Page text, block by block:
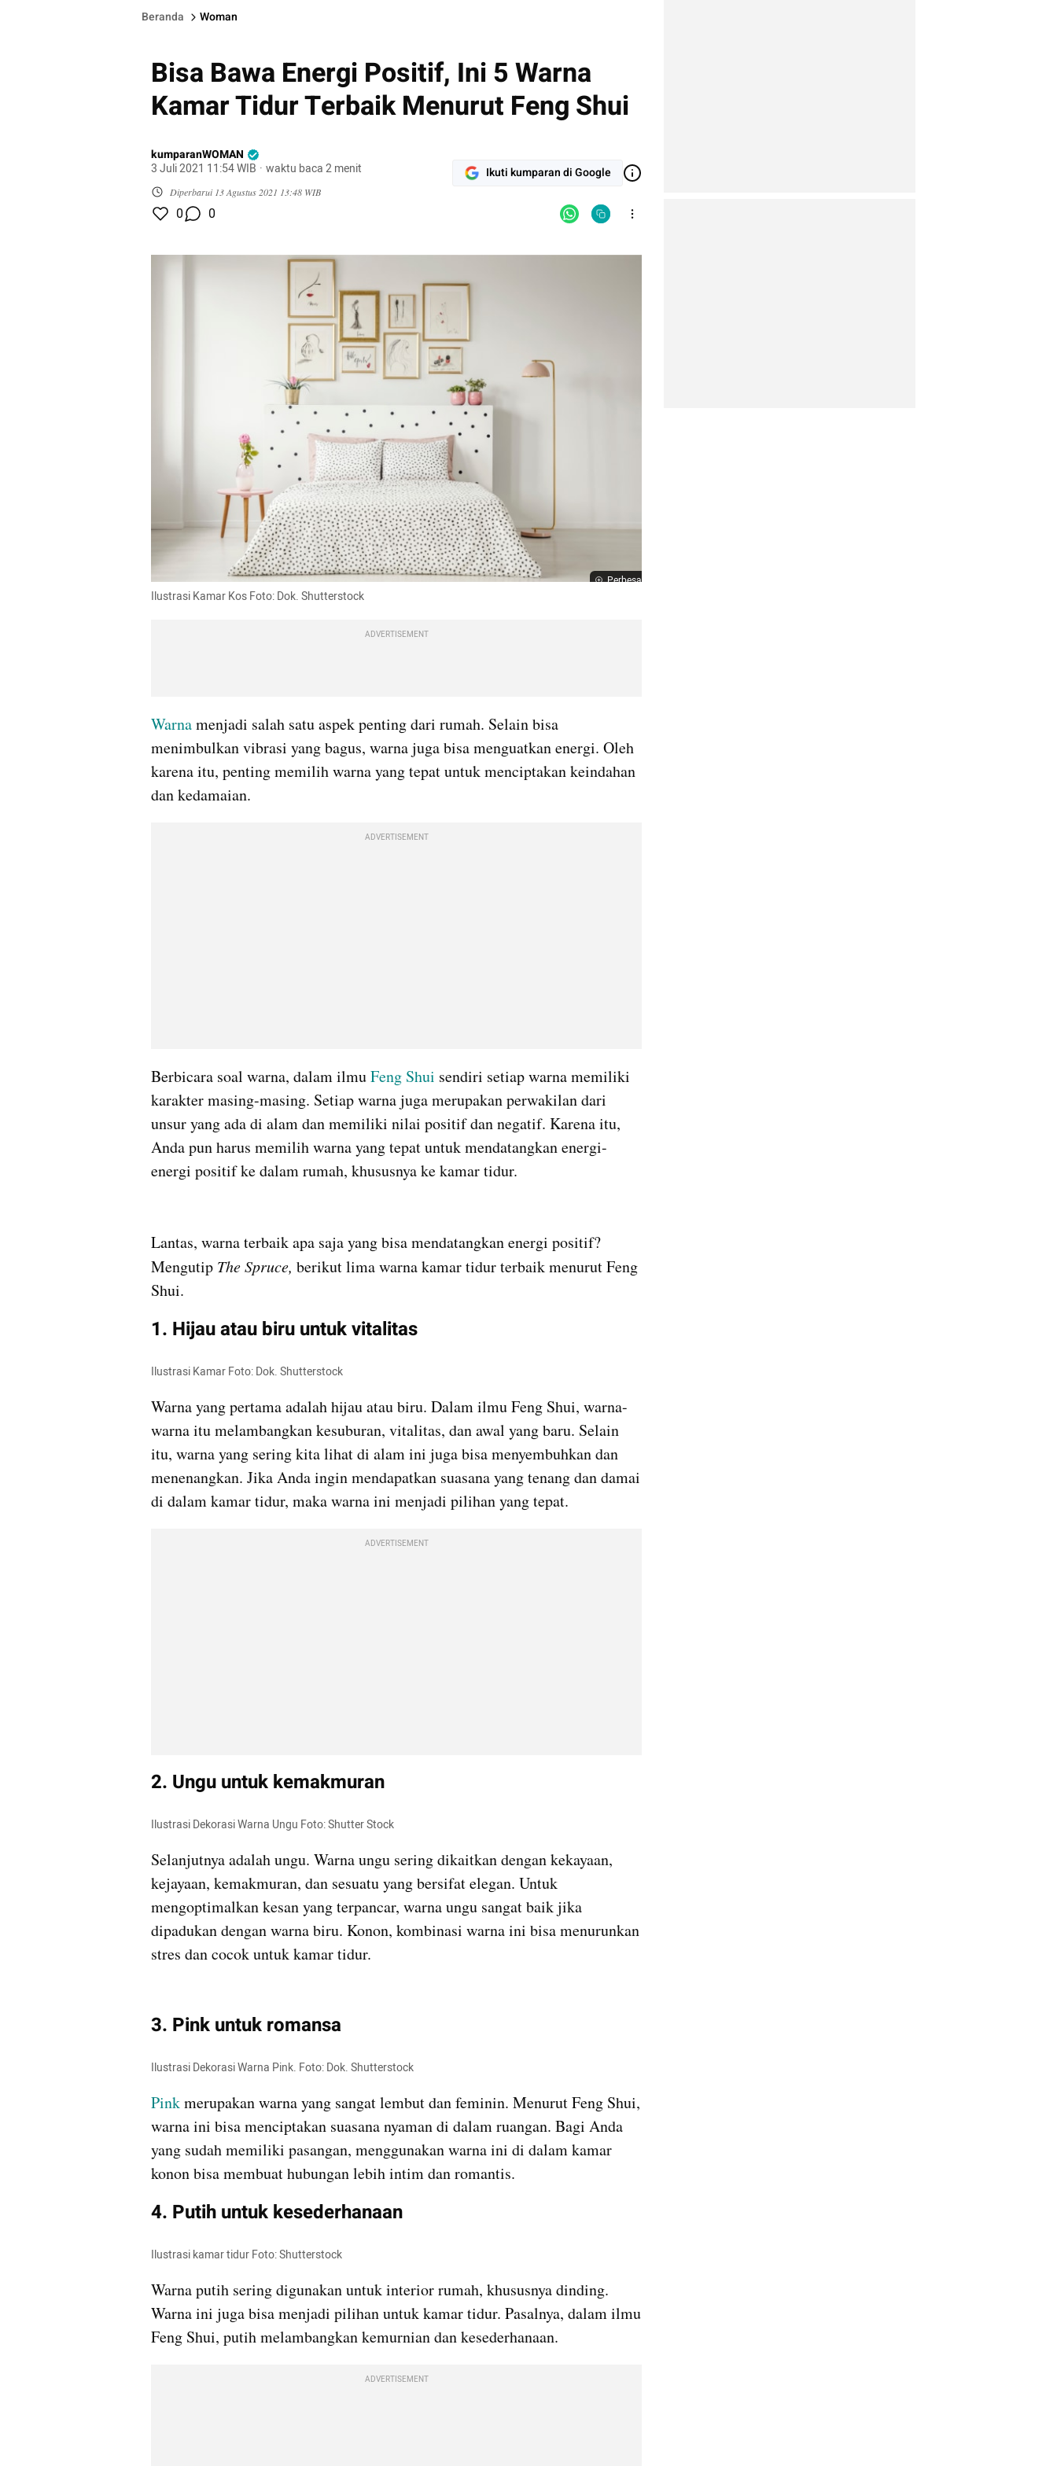
Beranda Woman
Bisa Bawa Energi Positif, Ini 5 Warna
Kamar Tidur Terbaik Menurut Feng Shui
kumparanWOMAN
3 Juli 2021 11:54 WIB · waktu baca 2 menit
Diperbarui 13 Agustus 2021 13:48 WIB
Ikuti kumparan di Google
0 0
Perbesar
Ilustrasi Kamar Kos Foto: Dok. Shutterstock
ADVERTISEMENT
Warna menjadi salah satu aspek penting dari rumah. Selain bisa
menimbulkan vibrasi yang bagus, warna juga bisa menguatkan energi. Oleh
karena itu, penting memilih warna yang tepat untuk menciptakan keindahan
dan kedamaian.
ADVERTISEMENT
Berbicara soal warna, dalam ilmu Feng Shui sendiri setiap warna memiliki
karakter masing-masing. Setiap warna juga merupakan perwakilan dari
unsur yang ada di alam dan memiliki nilai positif dan negatif. Karena itu,
Anda pun harus memilih warna yang tepat untuk mendatangkan energi-
energi positif ke dalam rumah, khususnya ke kamar tidur.
Lantas, warna terbaik apa saja yang bisa mendatangkan energi positif?
Mengutip The Spruce, berikut lima warna kamar tidur terbaik menurut Feng
Shui.
1. Hijau atau biru untuk vitalitas
Ilustrasi Kamar Foto: Dok. Shutterstock
Warna yang pertama adalah hijau atau biru. Dalam ilmu Feng Shui, warna-
warna itu melambangkan kesuburan, vitalitas, dan awal yang baru. Selain
itu, warna yang sering kita lihat di alam ini juga bisa menyembuhkan dan
menenangkan. Jika Anda ingin mendapatkan suasana yang tenang dan damai
di dalam kamar tidur, maka warna ini menjadi pilihan yang tepat.
ADVERTISEMENT
2. Ungu untuk kemakmuran
Ilustrasi Dekorasi Warna Ungu Foto: Shutter Stock
Selanjutnya adalah ungu. Warna ungu sering dikaitkan dengan kekayaan,
kejayaan, kemakmuran, dan sesuatu yang bersifat elegan. Untuk
mengoptimalkan kesan yang terpancar, warna ungu sangat baik jika
dipadukan dengan warna biru. Konon, kombinasi warna ini bisa menurunkan
stres dan cocok untuk kamar tidur.
3. Pink untuk romansa
Ilustrasi Dekorasi Warna Pink. Foto: Dok. Shutterstock
Pink merupakan warna yang sangat lembut dan feminin. Menurut Feng Shui,
warna ini bisa menciptakan suasana nyaman di dalam ruangan. Bagi Anda
yang sudah memiliki pasangan, menggunakan warna ini di dalam kamar
konon bisa membuat hubungan lebih intim dan romantis.
4. Putih untuk kesederhanaan
Ilustrasi kamar tidur Foto: Shutterstock
Warna putih sering digunakan untuk interior rumah, khususnya dinding.
Warna ini juga bisa menjadi pilihan untuk kamar tidur. Pasalnya, dalam ilmu
Feng Shui, putih melambangkan kemurnian dan kesederhanaan.
ADVERTISEMENT